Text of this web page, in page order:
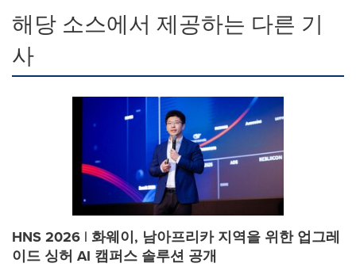
해당 소스에서 제공하는 다른 기
사
HNS 2026 | 화웨이, 남아프리카 지역을 위한 업그레
이드 싱허 AI 캠퍼스 솔루션 공개